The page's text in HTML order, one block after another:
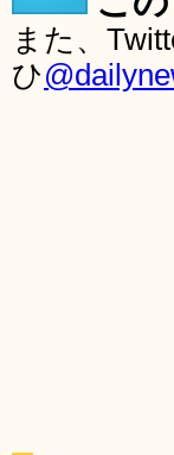
また、
ひ